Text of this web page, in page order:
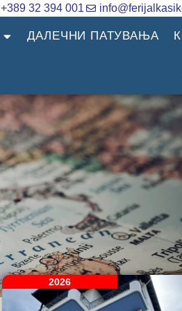
+389 32 394 001
ДАЛЕЧНИ ПАТУВАЊА
2026